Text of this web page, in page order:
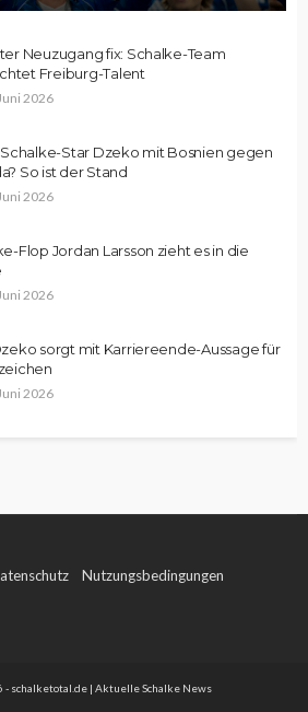
Neuzugang fix: Schalke-Team
Freiburg-Talent
2026
Star Dzeko mit Bosnien gegen
So ist der Stand
2026
Flop Jordan Larsson zieht es in die
2026
sorgt mit Karriereende-Aussage für
2026
Nutzungsbedingungen
- schalketotal.de | Aktuelle Schalke News